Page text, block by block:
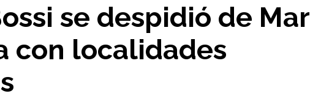
se despidió de Mar
con localidades